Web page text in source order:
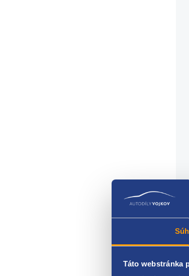
Táto webstránka